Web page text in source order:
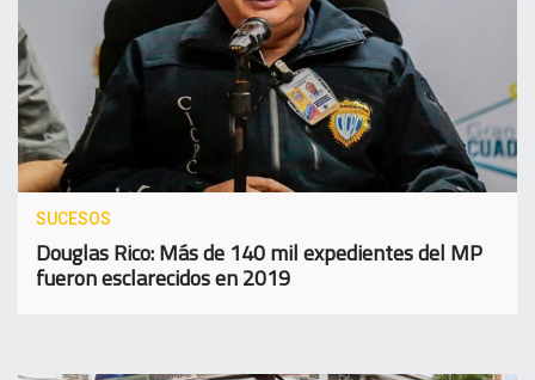
SUCESOS
Douglas Rico: Más de 140 mil expedientes del MP
fueron esclarecidos en 2019